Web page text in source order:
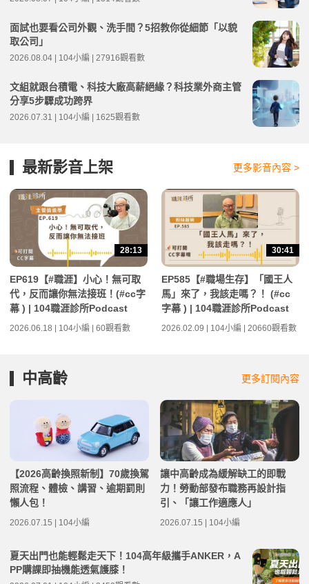
面試也要看公司外觀、洗手間？5招教你從細節「以貌
取公司」
2026.08.04 | 104小編 | 27916觀看數
文組就跟台積電、科技大廠高薪絕緣？科技業外商主管
分享5步驟成功跨界
2026.07.31 | 104小編 | 1625觀看數
最新影音上架 更多影音內容 >
28:13
EP619【#職涯】小心！無可取
代，反而讓你無法接班！(#cc字
幕 ) | 104職涯診所Podcast
2026.06.18 | 104小編 | 60觀看數
30:41
EP585【#職場生存】「國王人
馬」來了，我該走嗎？！ (#cc
字幕 ) | 104職涯診所Podcast
2026.02.09 | 104小編 | 20660觀看數
中高齡 更多訂閱內容
【2026高齡換照新制】70歲換駕
照流程、體檢、講習、逾期罰則
懶人包！
2026.07.15 | 104小編
讓中高齡成為緩解缺工的即戰
力！勞動部發布職務再設計指
引、「讓工作適應人」
2026.07.15 | 104小編
夏天出門也能輕鬆走天下！104高年級攜手ANKER，A
PP購課即抽機能透氣護膝！